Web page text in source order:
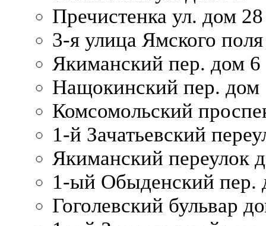
Пречистенка ул. дом 28
3-я улица Ямского
Якиманский пер. дом 6
Нащокинский пер. дом
Комсомольский
1-й Зачатьевский
Якиманский переулок
1-ый Обыденский пер.
Гоголевский бульвар